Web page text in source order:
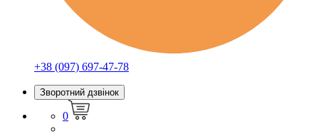
+38 (097) 697-47-78
Зворотний дзвінок
0